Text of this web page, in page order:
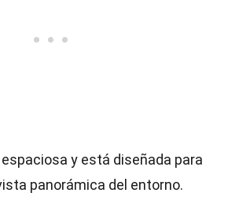
y está diseñada para
panorámica del entorno.